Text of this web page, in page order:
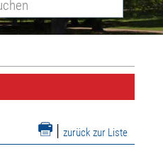
| zurück zur Liste